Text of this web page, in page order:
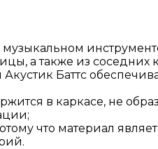
а также из
Баттс
в каркасе, не
что материал